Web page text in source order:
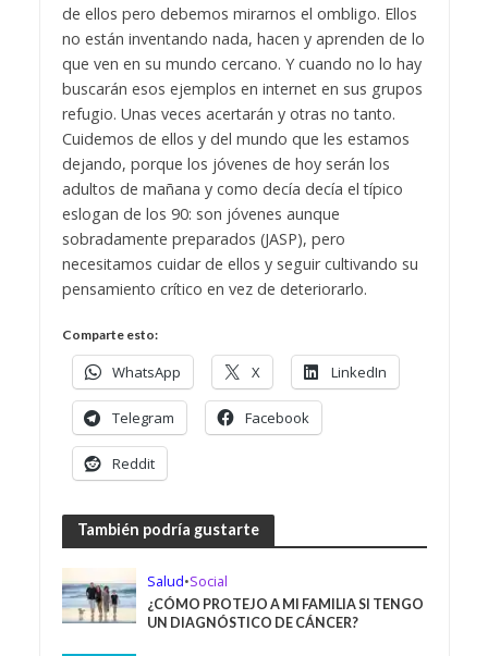
de ellos pero debemos mirarnos el ombligo. Ellos
no están inventando nada, hacen y aprenden de lo
que ven en su mundo cercano. Y cuando no lo hay
buscarán esos ejemplos en internet en sus grupos
refugio. Unas veces acertarán y otras no tanto.
Cuidemos de ellos y del mundo que les estamos
dejando, porque los jóvenes de hoy serán los
adultos de mañana y como decía decía el típico
eslogan de los 90: son jóvenes aunque
sobradamente preparados (JASP), pero
necesitamos cuidar de ellos y seguir cultivando su
pensamiento crítico en vez de deteriorarlo.
Comparte esto:
WhatsApp X LinkedIn
Telegram Facebook
Reddit
También podría gustarte
Salud•Social
¿CÓMO PROTEJO A MI FAMILIA SI TENGO
UN DIAGNÓSTICO DE CÁNCER?